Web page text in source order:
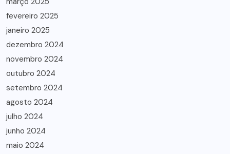
fevereiro 2025
janeiro 2025
dezembro 2024
novembro 2024
outubro 2024
setembro 2024
agosto 2024
julho 2024
junho 2024
maio 2024